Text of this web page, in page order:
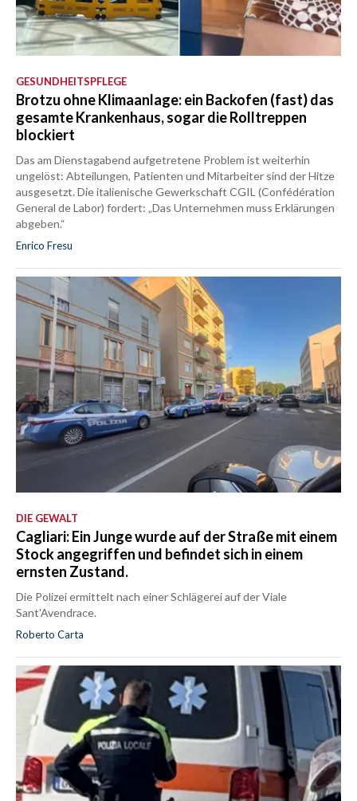
GESUNDHEITSPFLEGE
Brotzu ohne Klimaanlage: ein Backofen (fast) das
gesamte Krankenhaus, sogar die Rolltreppen
blockiert
Das am Dienstagabend aufgetretene Problem ist weiterhin
ungelöst: Abteilungen, Patienten und Mitarbeiter sind der Hitze
ausgesetzt. Die italienische Gewerkschaft CGIL (Confédération
General de Labor) fordert: „Das Unternehmen muss Erklärungen
abgeben.“
Enrico Fresu
DIE GEWALT
Cagliari: Ein Junge wurde auf der Straße mit einem
Stock angegriffen und befindet sich in einem
ernsten Zustand.
Die Polizei ermittelt nach einer Schlägerei auf der Viale
Sant'Avendrace.
Roberto Carta